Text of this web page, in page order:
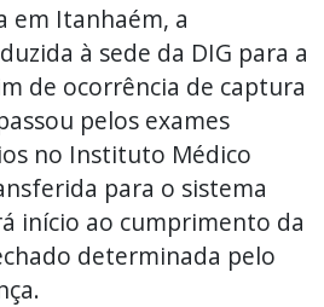
em Itanhaém, a
à sede da DIG para a
de ocorrência de captura
pelos exames
no Instituto Médico
para o sistema
início ao cumprimento da
determinada pelo